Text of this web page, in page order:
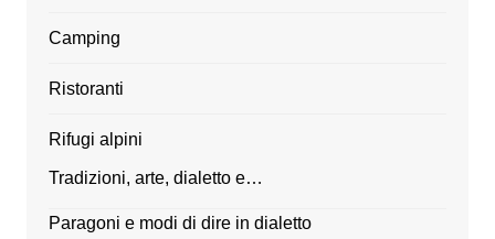
Camping
Ristoranti
Rifugi alpini
Tradizioni, arte, dialetto e…
Paragoni e modi di dire in dialetto